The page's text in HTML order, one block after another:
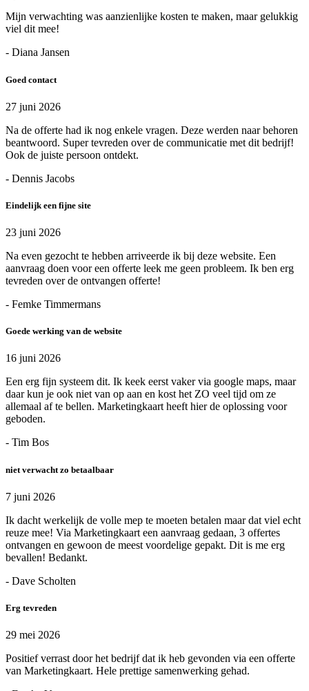
Mijn verwachting was aanzienlijke kosten te maken, maar gelukkig
viel dit mee!
- Diana Jansen
Goed contact
27 juni 2026
Na de offerte had ik nog enkele vragen. Deze werden naar behoren
beantwoord. Super tevreden over de communicatie met dit bedrijf!
Ook de juiste persoon ontdekt.
- Dennis Jacobs
Eindelijk een fijne site
23 juni 2026
Na even gezocht te hebben arriveerde ik bij deze website. Een
aanvraag doen voor een offerte leek me geen probleem. Ik ben erg
tevreden over de ontvangen offerte!
- Femke Timmermans
Goede werking van de website
16 juni 2026
Een erg fijn systeem dit. Ik keek eerst vaker via google maps, maar
daar kun je ook niet van op aan en kost het ZO veel tijd om ze
allemaal af te bellen. Marketingkaart heeft hier de oplossing voor
geboden.
- Tim Bos
niet verwacht zo betaalbaar
7 juni 2026
Ik dacht werkelijk de volle mep te moeten betalen maar dat viel echt
reuze mee! Via Marketingkaart een aanvraag gedaan, 3 offertes
ontvangen en gewoon de meest voordelige gepakt. Dit is me erg
bevallen! Bedankt.
- Dave Scholten
Erg tevreden
29 mei 2026
Positief verrast door het bedrijf dat ik heb gevonden via een offerte
van Marketingkaart. Hele prettige samenwerking gehad.